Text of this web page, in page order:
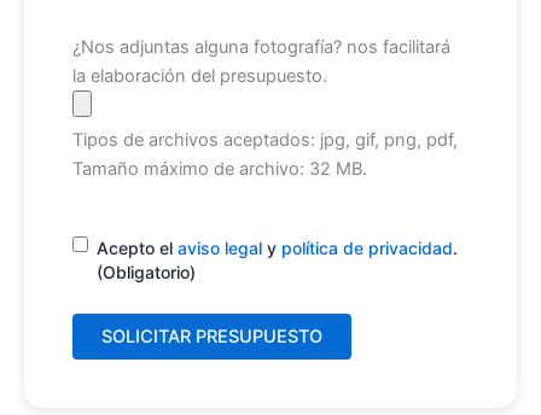
Archivo
¿Nos adjuntas alguna fotografía? nos facilitará
la elaboración del presupuesto.
Tipos de archivos aceptados: jpg, gif, png, pdf,
Tamaño máximo de archivo: 32 MB.
Consentimiento(Obligatorio)
Acepto el aviso legal y política de privacidad.
(Obligatorio)